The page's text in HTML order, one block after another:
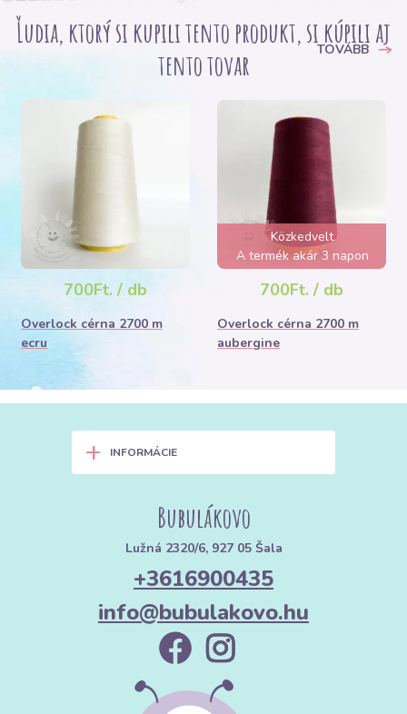
Ľudia, ktorý si kupili tento produkt, si kúpili aj
tento tovar
TOVÁBB
700Ft. / db
Overlock cérna 2700 m
ecru
Közkedvelt
A termék akár 3 napon
belül elfogyhat!
700Ft. / db
Overlock cérna 2700 m
aubergine
+ INFORMÁCIE
Bubulákovo
Lužná 2320/6, 927 05 Šala
+3616900435
info@bubulakovo.hu